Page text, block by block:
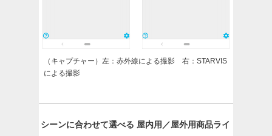
（キャプチャー）左：赤外線による撮影 右：STARVIS
による撮影
シーンに合わせて選べる 屋内用／屋外用商品ライ